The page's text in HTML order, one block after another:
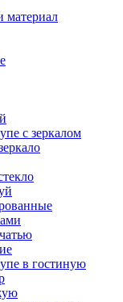
материал
с зеркалом
в гостиную